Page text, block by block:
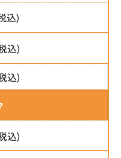
込)
込)
込)
込)